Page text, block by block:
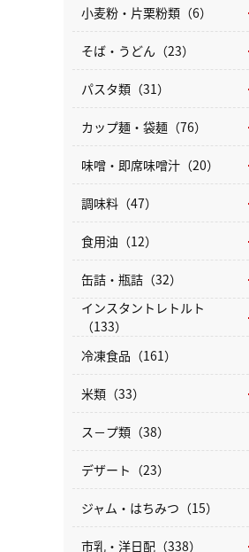
小麦粉・片栗粉類（6）
そば・うどん（23）
パスタ類（31）
カップ麺・袋麺（76）
味噌・即席味噌汁（20）
調味料（47）
食用油（12）
缶詰・瓶詰（32）
インスタントレトルト
（133）
冷凍食品（161）
米類（33）
ス－プ類（38）
デザート（23）
ジャム・はちみつ（15）
市乳・洋日配（338）